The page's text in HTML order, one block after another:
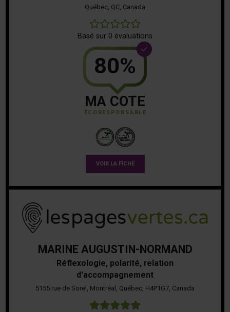
Québec, QC, Canada
Basé sur 0 évaluations
80%
MA COTE
ÉCORESPONSABLE
VOIR LA FICHE
MARINE AUGUSTIN-NORMAND
Réflexologie, polarité, relation
d'accompagnement
5155 rue de Sorel, Montréal, Québec, H4P1G7, Canada